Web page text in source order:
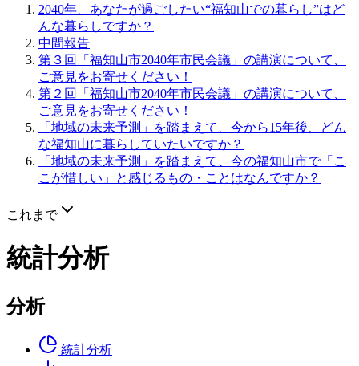
2040年、あなたが過ごしたい“福知山での暮らし”はど
んな暮らしですか？
中間報告
第３回「福知山市2040年市民会議」の講演について、
ご意見をお寄せください！
第２回「福知山市2040年市民会議」の講演について、
ご意見をお寄せください！
「地域の未来予測」を踏まえて、今から15年後、どん
な福知山に暮らしていたいですか？
「地域の未来予測」を踏まえて、今の福知山市で「こ
こが惜しい」と感じるもの・ことはなんですか？
これまで
統計分析
分析
統計分析